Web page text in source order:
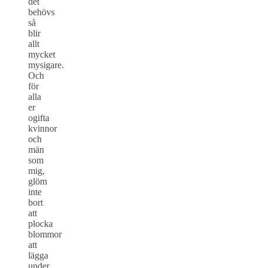
behövs
så
blir
allt
mycket
mysigare.
Och
för
alla
er
ogifta
kvinnor
och
män
som
mig,
glöm
inte
bort
att
plocka
blommor
att
lägga
under